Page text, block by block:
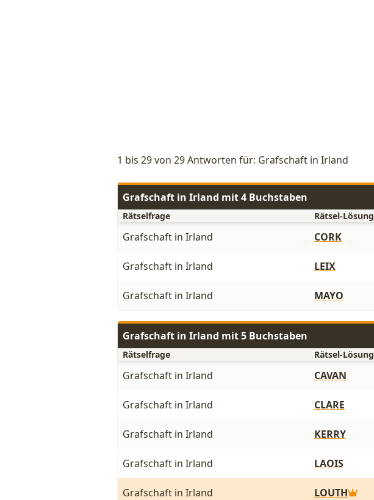
1 bis 29 von 29 Antworten für: Grafschaft in Irland
Grafschaft in Irland mit 4 Buchstaben
Rätselfrage Rätsel-Lösung
Grafschaft in Irland CORK
Grafschaft in Irland LEIX
Grafschaft in Irland MAYO
Grafschaft in Irland mit 5 Buchstaben
Rätselfrage Rätsel-Lösung
Grafschaft in Irland CAVAN
Grafschaft in Irland CLARE
Grafschaft in Irland KERRY
Grafschaft in Irland LAOIS
Grafschaft in Irland LOUTH